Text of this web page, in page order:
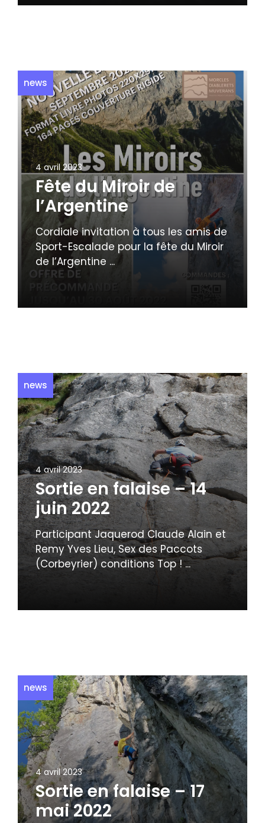
news
4 avril 2023
Fête du Miroir de
l’Argentine
Cordiale invitation à tous les amis de
Sport-Escalade pour la fête du Miroir
de l’Argentine ...
news
4 avril 2023
Sortie en falaise – 14
juin 2022
Participant Jaquerod Claude Alain et
Remy Yves Lieu, Sex des Paccots
(Corbeyrier) conditions Top ! ...
news
4 avril 2023
Sortie en falaise – 17
mai 2022